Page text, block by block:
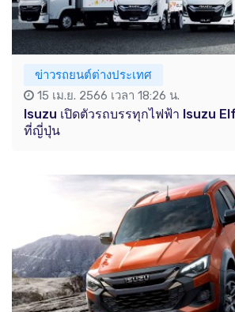
ข่าวรถยนต์ต่างประเทศ
15 เม.ย. 2566 เวลา 18:26 น.
Isuzu เปิดตัวรถบรรทุกไฟฟ้า Isuzu
ที่ญี่ปุ่น